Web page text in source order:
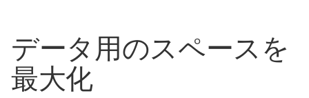
データ用のスペースを
最大化